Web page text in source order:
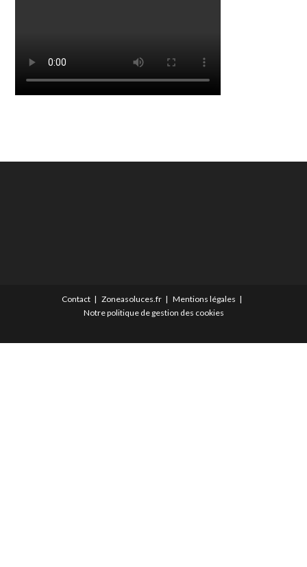
Contact Zoneasoluces.fr
Mentions légales
Notre politique de gestion des cookies